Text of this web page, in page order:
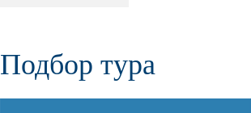
Подбор тура